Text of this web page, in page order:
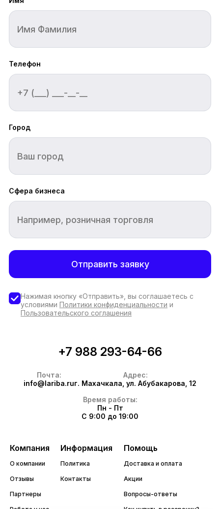
Телефон
Город
Сфера бизнеса
Отправить заявку
Нажимая кнопку «Отправить», вы соглашаетесь с
условиями Политики конфиденциальности и
Пользовательского соглашения
Компания
О компании
Отзывы
Партнеры
Информация
Политика
Контакты
Помощь
Доставка и оплата
Акции
Вопросы-ответы
+7 988 293-64-66
Почта:
info@lariba.ru
Адрес:
г. Махачкала, ул. Абубакарова, 12
Время работы:
Пн - Пт
С 9:00 до 19:00